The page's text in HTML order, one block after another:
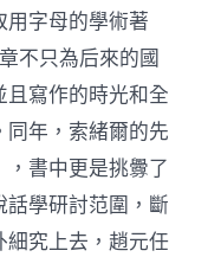
字母的學術著
不只為后來的國
寫作的時光和全
年，索緒爾的先
書中更是挑釁了
學研討范圍，斷
細究上去，趙元任